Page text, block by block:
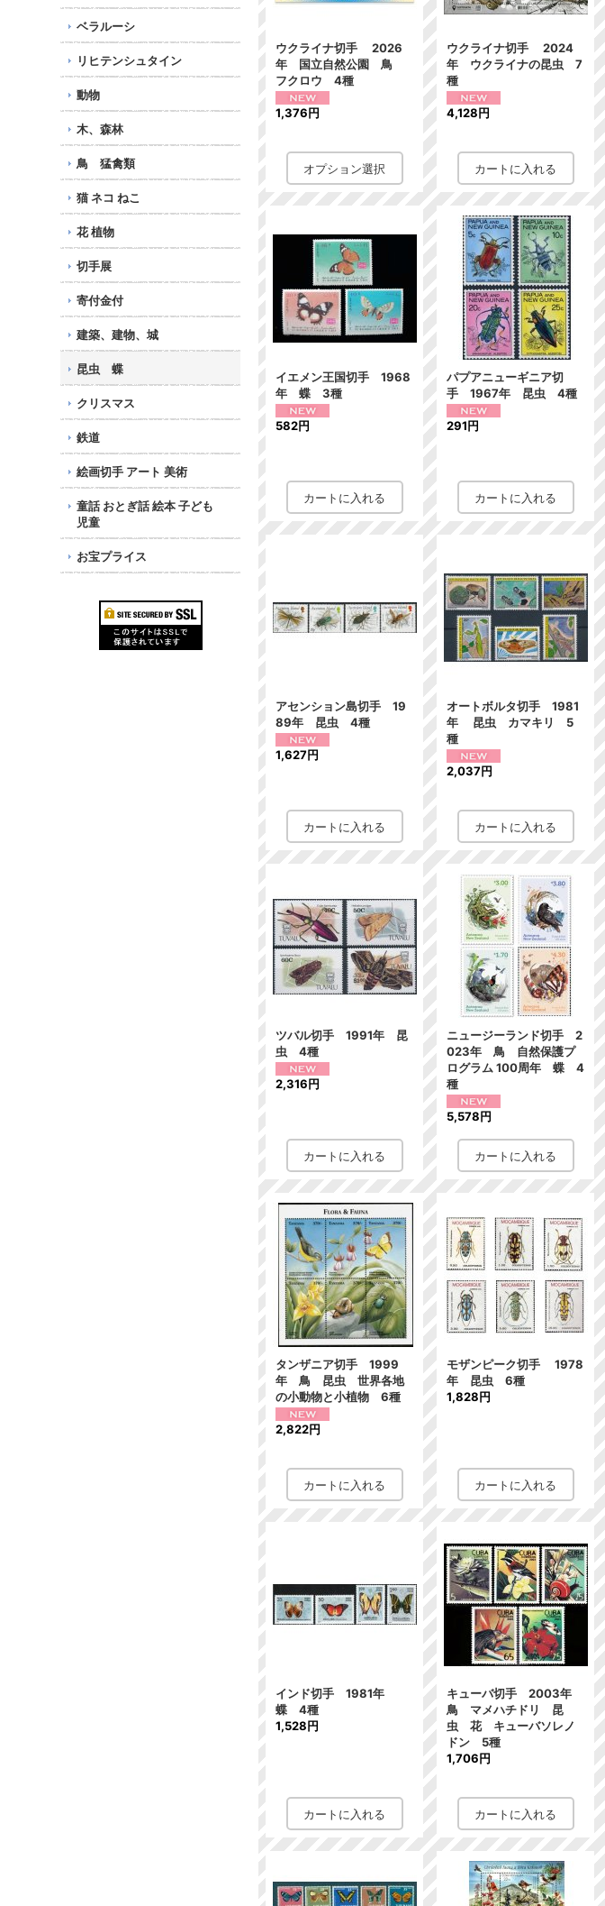
ベラルーシ
リヒテンシュタイン
動物
木、森林
鳥 猛禽類
猫 ネコ ねこ
花 植物
切手展
寄付金付
建築、建物、城
昆虫 蝶
クリスマス
鉄道
絵画切手 アート 美術
童話 おとぎ話 絵本 子ども
児童
お宝プライス
ウクライナ切手 2026
年 国立自然公園 鳥
フクロウ 4種
1,376円
ウクライナ切手 2024
年 ウクライナの昆虫 7
種
4,128円
イエメン王国切手 1968
年 蝶 3種
582円
パプアニューギニア切
手 1967年 昆虫 4種
291円
アセンション島切手 19
89年 昆虫 4種
1,627円
オートボルタ切手 1981
年 昆虫 カマキリ 5
種
2,037円
ツバル切手 1991年 昆
虫 4種
2,316円
ニュージーランド切手 2
023年 鳥 自然保護プ
ログラム 100周年 蝶 4
種
5,578円
タンザニア切手 1999
年 鳥 昆虫 世界各地
の小動物と小植物 6種
2,822円
モザンピーク切手 1978
年 昆虫 6種
1,828円
インド切手 1981年
蝶 4種
1,528円
キューバ切手 2003年
鳥 マメハチドリ 昆
虫 花 キューバソレノ
ドン 5種
1,706円